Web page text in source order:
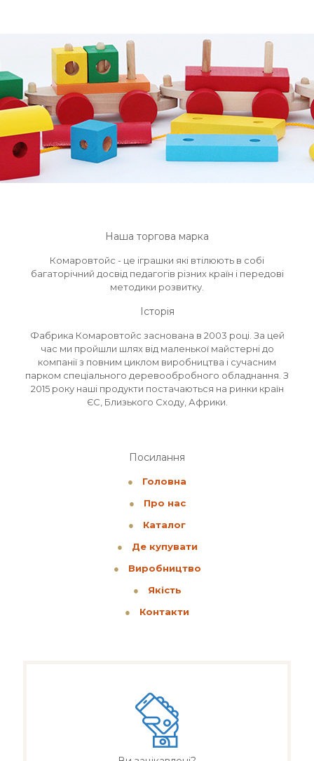
Наша торгова марка
Комаровтойс - це іграшки які втілюють в собі
багаторічний досвід педагогів різних країн і передові
методики розвитку.
Історія
Фабрика Комаровтойс заснована в 2003 році. За цей
час ми пройшли шлях від маленької майстерні до
компанії з повним циклом виробництва і сучасним
парком спеціального деревообробного обладнання. З
2015 року наші продукти постачаються на ринки країн
ЄС, Близького Сходу, Африки.
Посилання
●
Головна
●
Про нас
●
Каталог
●
Де купувати
●
Виробництво
●
Якість
●
Контакти